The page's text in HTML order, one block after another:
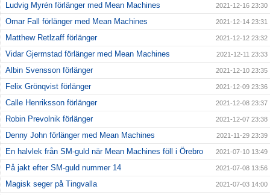
Ludvig Myrén förlänger med Mean Machines 2021-12-16 23:30
Omar Fall förlänger med Mean Machines 2021-12-14 23:31
Matthew Retlzaff förlänger 2021-12-12 23:32
Vidar Gjermstad förlänger med Mean Machines 2021-12-11 23:33
Albin Svensson förlänger 2021-12-10 23:35
Felix Grönqvist förlänger 2021-12-09 23:36
Calle Henriksson förlänger 2021-12-08 23:37
Robin Prevolnik förlänger 2021-12-07 23:38
Denny John förlänger med Mean Machines 2021-11-29 23:39
En halvlek från SM-guld när Mean Machines föll i Örebro 2021-07-10 13:49
På jakt efter SM-guld nummer 14 2021-07-08 13:56
Magisk seger på Tingvalla 2021-07-03 14:00